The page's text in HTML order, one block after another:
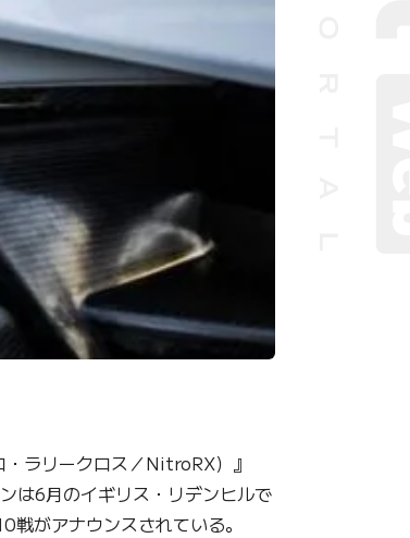
ラリークロス／NitroRX）』
は6月のイギリス・リデンヒルで
がアナウンスされている。